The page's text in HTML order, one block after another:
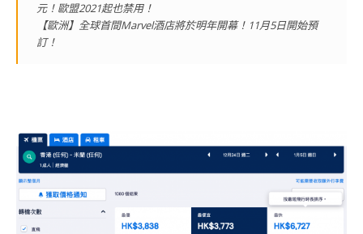
元！歐盟2021起也禁用！
【歐洲】全球首間Marvel酒店將於明年開幕！11月5日開始預
訂！